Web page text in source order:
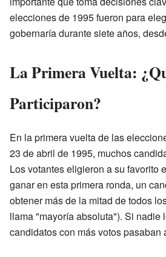
elecciones de 1995 fueron para
gobernaría durante siete años,
La Primera Vuelta:
Participaron?
En la primera vuelta de las
23 de abril de 1995, muchos
Los votantes eligieron a su favorito
ganar en esta primera ronda, un
obtener más de la mitad de todos
llama "mayoría absoluta"). Si nadie
candidatos con más votos pasaban